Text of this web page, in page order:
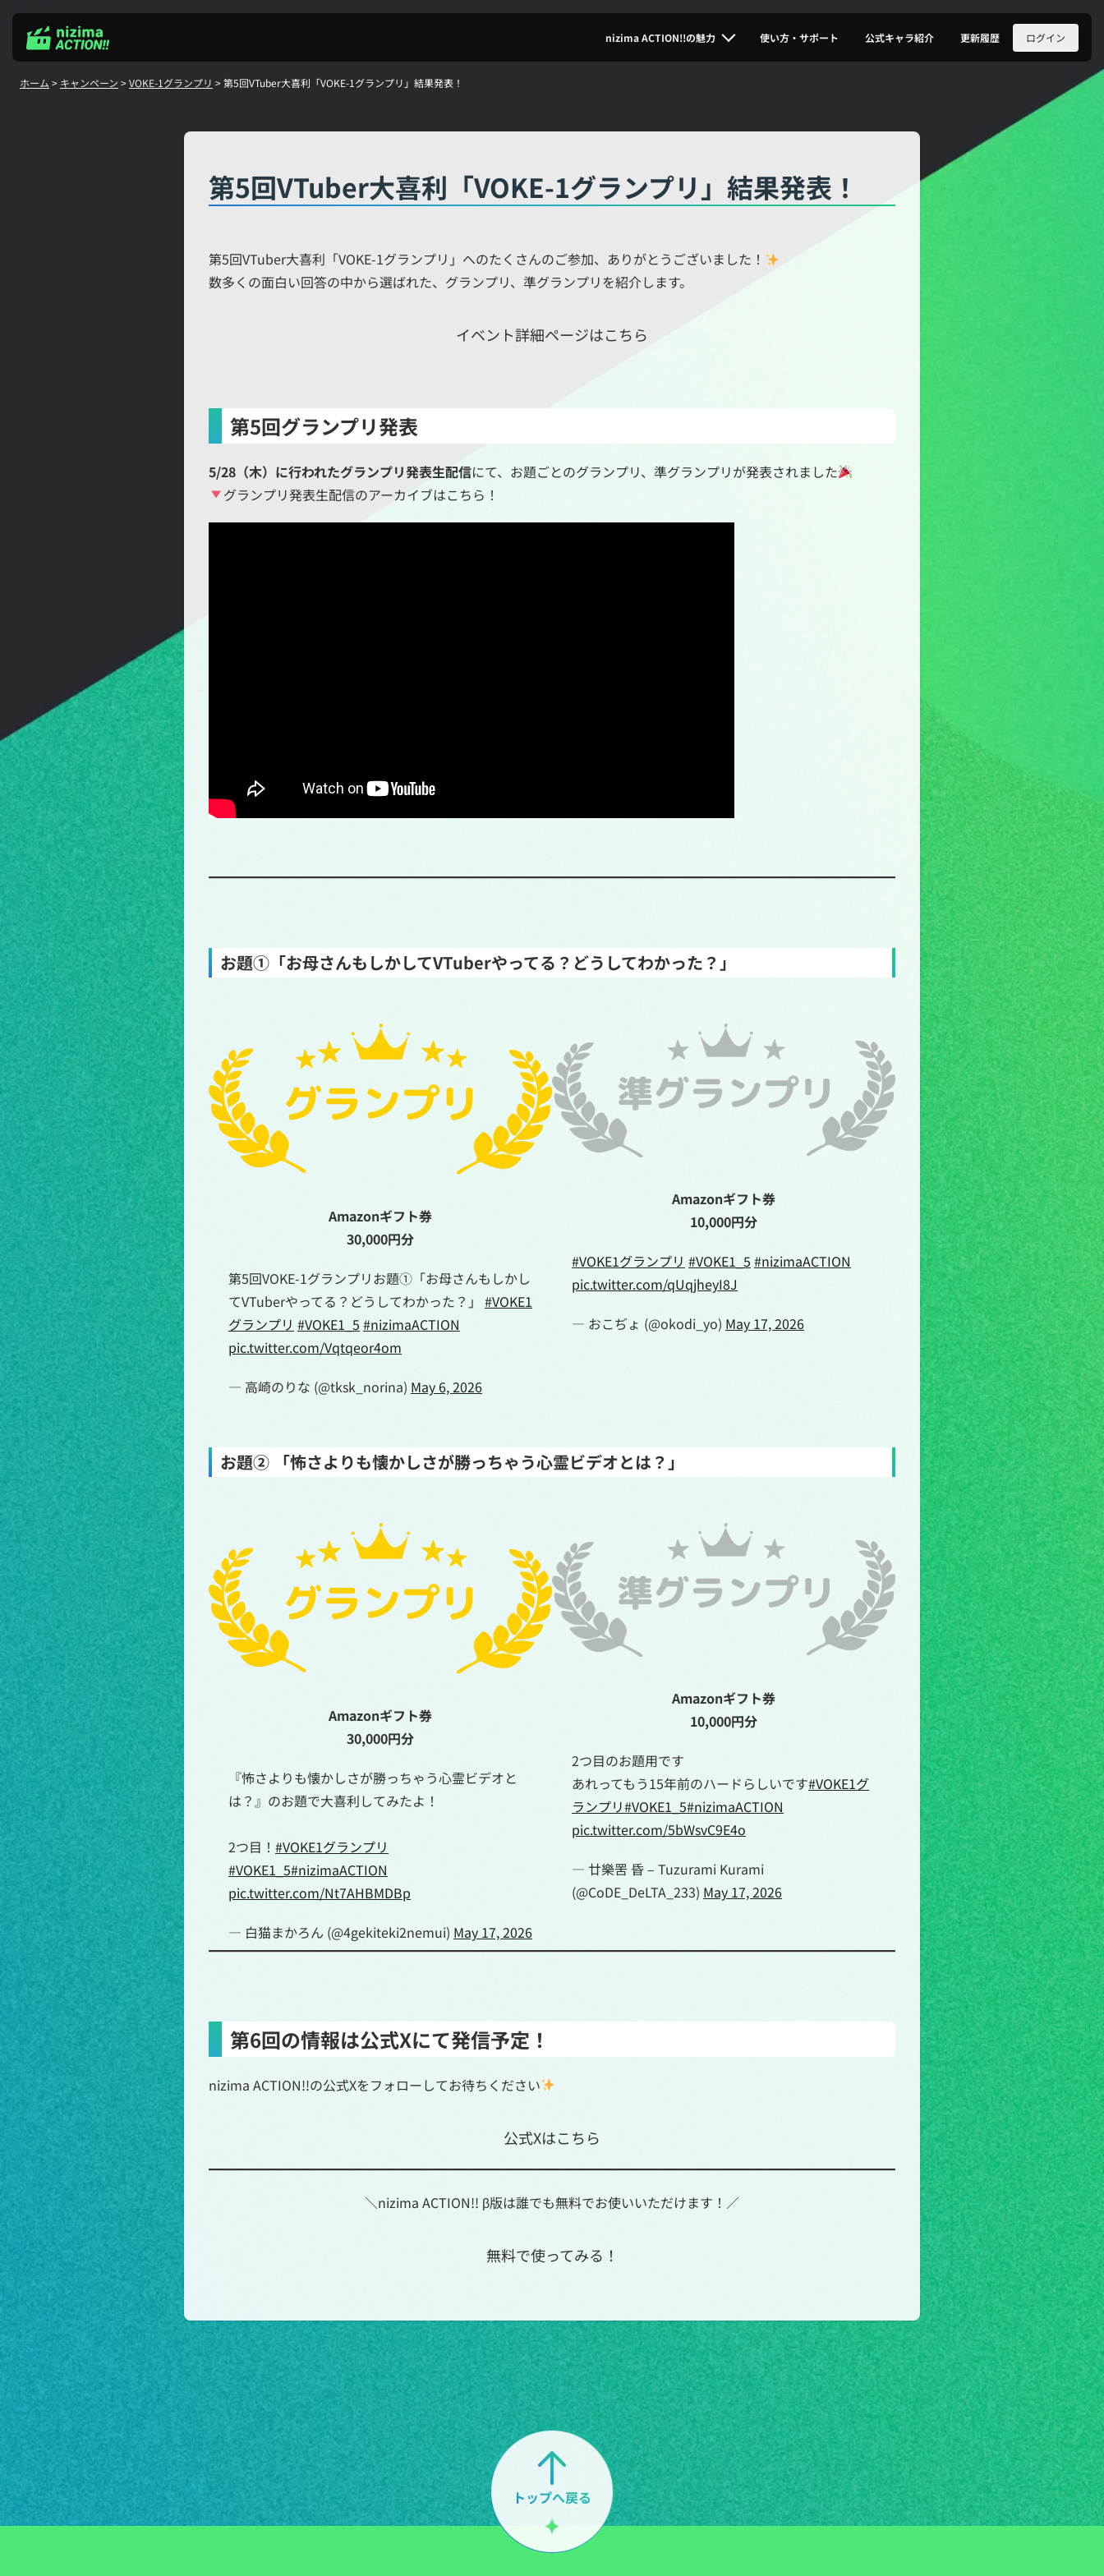
Skip
content
nizima ACTION!!の魅力 使い方・サポート 公式キャラ紹介 更新履歴 ログイン
ホーム > キャンペーン >VOKE-1グランプリ >第5回VTuber大喜利「VOKE-1グランプリ」結果発表！
第5回VTuber大喜利「VOKE-1グランプリ」結果発表！
第5回VTuber大喜利「VOKE-1グランプリ」へのたくさんのご参加、ありがとうございました！
数多くの面白い回答の中から選ばれた、グランプリ、準グランプリを紹介します。
イベント詳細ページはこちら
第5回グランプリ発表
5/28（木）に行われたグランプリ発表生配信にて、お題ごとのグランプリ、準グランプリが発表されました
グランプリ発表生配信のアーカイブはこちら！
お題①「お母さんもしかしてVTuberやってる？どうしてわかった？」
Amazonギフト券
30,000円分
第5回VOKE-1グランプリお題①「お母さんもしかし
てVTuberやってる？どうしてわかった？」 #VOKE1
グランプリ #VOKE1_5 #nizimaACTION
pic.twitter.com/Vqtqeor4om
— 高崎のりな (@tksk_norina) May 6, 2026
Amazonギフト券
10,000円分
#VOKE1グランプリ #VOKE1_5 #nizimaACTION
pic.twitter.com/qUqjheyI8J
— おこぢょ (@okodi_yo) May 17, 2026
お題② 「怖さよりも懐かしさが勝っちゃう心霊ビデオとは？」
Amazonギフト券
30,000円分
『怖さよりも懐かしさが勝っちゃう心霊ビデオと
は？』のお題で大喜利してみたよ！
2つ目！ #VOKE1グランプリ
#VOKE1_5#nizimaACTION
pic.twitter.com/Nt7AHBMDBp
— 白猫まかろん (@4gekiteki2nemui) May 17, 2026
Amazonギフト券
10,000円分
2つ目のお題用です
あれってもう15年前のハードらしいです#VOKE1グ
ランプリ#VOKE1_5#nizimaACTION
pic.twitter.com/5bWsvC9E4o
— 廿樂罟 昏 – Tuzurami Kurami
(@CoDE_DeLTA_233) May 17, 2026
第6回の情報は公式Xにて発信予定！
nizima ACTION!!の公式Xをフォローしてお待ちください
公式Xはこちら
＼nizima ACTION!! β版は誰でも無料でお使いいただけます！／
無料で使ってみる！